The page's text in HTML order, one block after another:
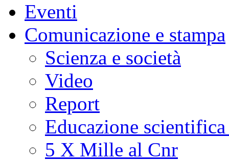
Eventi
Comunicazione e stampa
Scienza e società
Video
Report
Educazione
5 X Mille al Cnr